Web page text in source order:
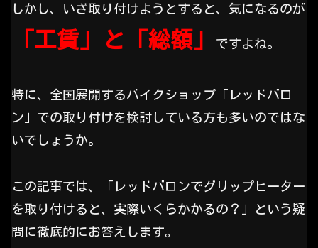
しかし、いざ取り付けようとすると、気になるのが
「工賃」と「総額」 ですよね。
特に、全国展開するバイクショップ「レッドバロ
ン」での取り付けを検討している方も多いのではな
いでしょうか。
この記事では、「レッドバロンでグリップヒーター
を取り付けると、実際いくらかかるの？」という疑
問に徹底的にお答えします。